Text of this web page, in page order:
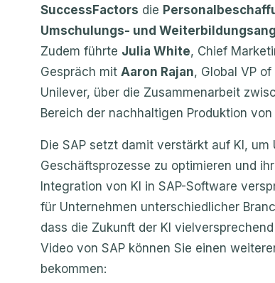
SuccessFactors die
Umschulungs- und
Zudem führte Julia White, Chief
Gespräch mit Aaron Rajan, Global VP
Unilever, über die Zusammenarbeit
Bereich der nachhaltigen Produktion von
Die SAP setzt damit verstärkt auf KI,
Geschäftsprozesse zu optimieren und
Integration von KI in SAP-Software
für Unternehmen unterschiedlicher
dass die Zukunft der KI
Video von SAP können Sie einen
bekommen: